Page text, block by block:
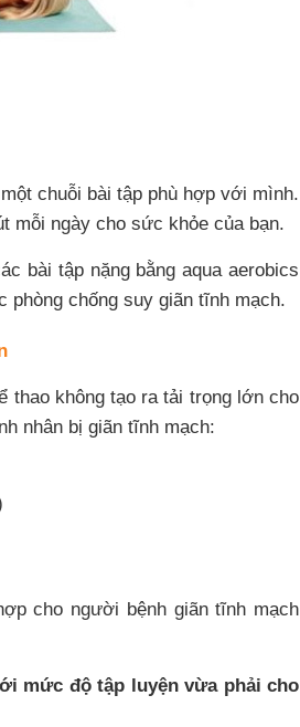
chuỗi bài tập phù hợp với mình.
mỗi ngày cho sức khỏe của bạn.
bài tập nặng bằng aqua aerobics
phòng chống suy giãn tĩnh mạch.
thao không tạo ra tải trọng lớn cho
nhân bị giãn tĩnh mạch:
cho người bệnh giãn tĩnh mạch
mức độ tập luyện vừa phải cho